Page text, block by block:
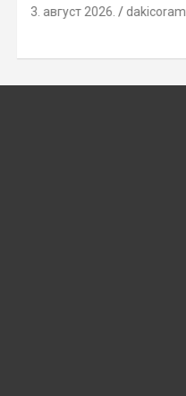
3. август 2026. dakicorama